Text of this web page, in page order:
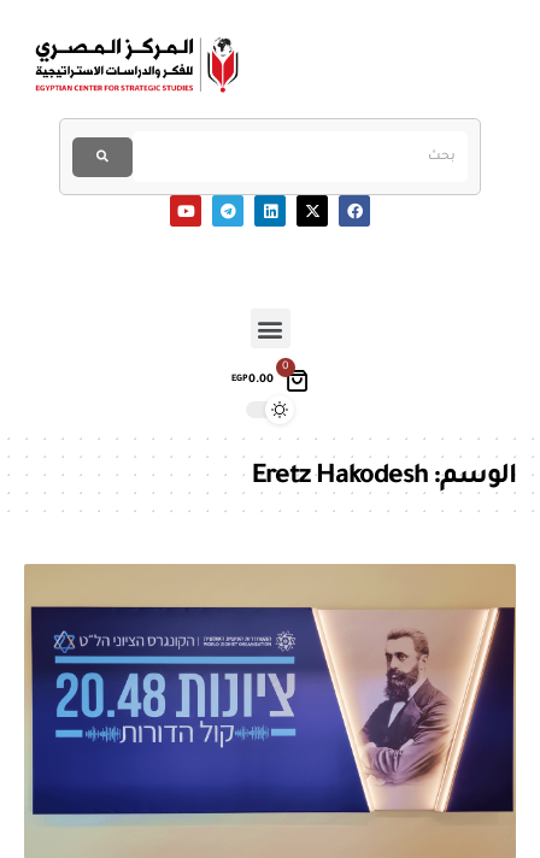
0
EGP0.00
الوسم:Eretz Hakodesh